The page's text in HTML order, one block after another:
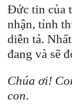
Đức tin của
nhận, tỉnh
diễn tả.
đang và sẽ
Chúa ơi!
con.